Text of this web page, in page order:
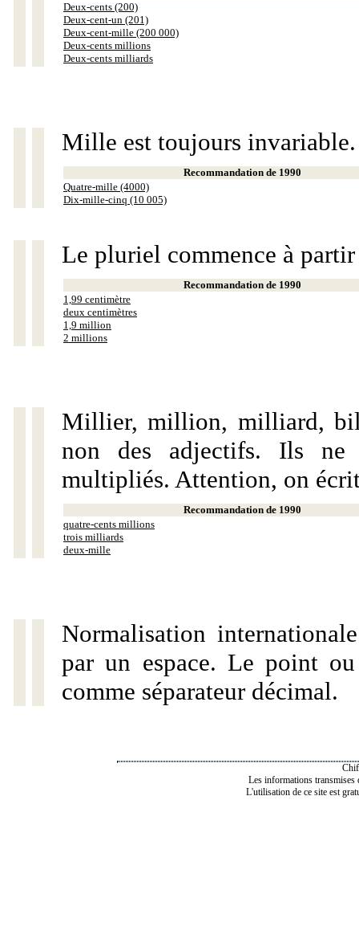
Deux-cents (200)
Deux-cent-un (201)
Deux-cent-mille (200 000)
Deux-cents millions
Deux-cents milliards
Mille est toujours invariable.
Recommandation de 1990
Quatre-mille (4000)
Dix-mille-cinq (10 005)
Le pluriel commence à
Recommandation de 1990
1,99 centimètre
deux centimètres
1,9 million
2 millions
Millier, million, milliard,
non des adjectifs. Ils ne
multipliés. Attention, on
Recommandation de 1990
quatre-cents millions
trois milliards
deux-mille
Normalisation
par un espace. Le point
comme séparateur décimal.
Les informations transmises
L'utilisation de ce site est